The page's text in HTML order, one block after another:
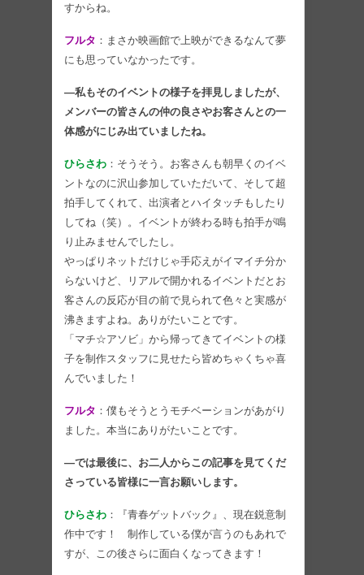
すからね。
フルタ ：まさか映画館で上映ができるなんて夢
にも思っていなかったです。
―私もそのイベントの様子を拝見しましたが、
メンバーの皆さんの仲の良さやお客さんとの一
体感がにじみ出ていましたね。
ひらさわ ：そうそう。お客さんも朝早くのイベ
ントなのに沢山参加していただいて、そして超
拍手してくれて、出演者とハイタッチもしたり
してね（笑）。イベントが終わる時も拍手が鳴
り止みませんでしたし。
やっぱりネットだけじゃ手応えがイマイチ分か
らないけど、リアルで開かれるイベントだとお
客さんの反応が目の前で見られて色々と実感が
沸きますよね。ありがたいことです。
「マチ☆アソビ」から帰ってきてイベントの様
子を制作スタッフに見せたら皆めちゃくちゃ喜
んでいました！
フルタ ：僕もそうとうモチベーションがあがり
ました。本当にありがたいことです。
―では最後に、お二人からこの記事を見てくだ
さっている皆様に一言お願いします。
ひらさわ ：『青春ゲットバック』、現在鋭意制
作中です！ 制作している僕が言うのもあれで
すが、この後さらに面白くなってきます！